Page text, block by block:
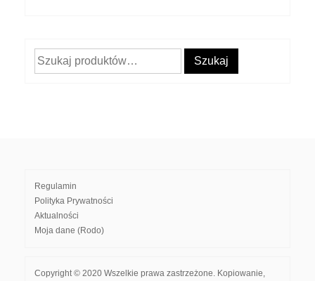
Szukaj: Szukaj
Regulamin
Polityka Prywatności
Aktualności
Moja dane (Rodo)
Copyright © 2020 Wszelkie prawa zastrzeżone. Kopiowanie,